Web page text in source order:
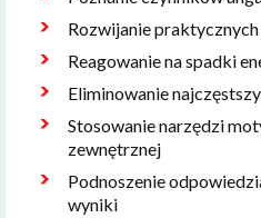
Rozwijanie
Reagowanie na spadki
Eliminowanie
Stosowanie narzędzi
zewnętrznej
Podnoszenie
wyniki